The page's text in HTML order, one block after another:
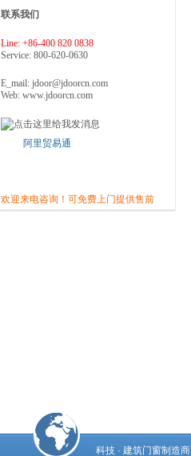
联系我们
Line: +86-400 820 0838
Service: 800-620-0630
E_mail: jdoor@jdoorcn.com
Web: www.jdoorcn.com
阿里贸易通
欢迎来电咨询！可免费上门提供售前
咨询、实地测量、方案设计、预算和
科技 · 建筑门窗制造商